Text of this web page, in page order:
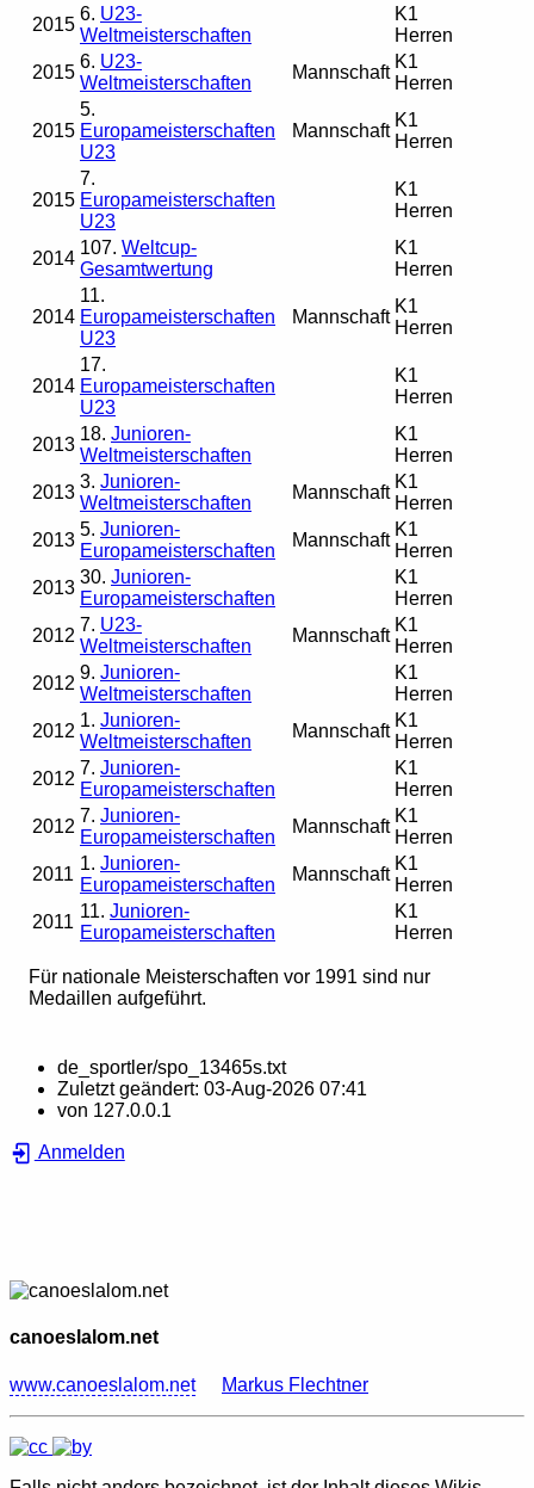
2015
6. U23-
Weltmeisterschaften
K1
Herren
2015
6. U23-
Weltmeisterschaften
Mannschaft
K1
Herren
2015
5.
Europameisterschaften
U23
Mannschaft
K1
Herren
2015
7.
Europameisterschaften
U23
K1
Herren
2014
107. Weltcup-
Gesamtwertung
K1
Herren
2014
11.
Europameisterschaften
U23
Mannschaft
K1
Herren
2014
17.
Europameisterschaften
U23
K1
Herren
2013
18. Junioren-
Weltmeisterschaften
K1
Herren
2013
3. Junioren-
Weltmeisterschaften
Mannschaft
K1
Herren
2013
5. Junioren-
Europameisterschaften
Mannschaft
K1
Herren
2013
30. Junioren-
Europameisterschaften
K1
Herren
2012
7. U23-
Weltmeisterschaften
Mannschaft
K1
Herren
2012
9. Junioren-
Weltmeisterschaften
K1
Herren
2012
1. Junioren-
Weltmeisterschaften
Mannschaft
K1
Herren
2012
7. Junioren-
Europameisterschaften
K1
Herren
2012
7. Junioren-
Europameisterschaften
Mannschaft
K1
Herren
2011
1. Junioren-
Europameisterschaften
Mannschaft
K1
Herren
2011
11. Junioren-
Europameisterschaften
K1
Herren
Für nationale Meisterschaften vor 1991 sind nur
Medaillen aufgeführt.
de_sportler/spo_13465s.txt
Zuletzt geändert: 03-Aug-2026 07:41
von 127.0.0.1
Anmelden
canoeslalom.net
www.canoeslalom.net Markus Flechtner